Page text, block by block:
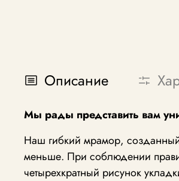
Описание
Мы рады представить вам
Наш гибкий мрамор, созданный
меньше. При соблюдении
четырехкратный рисунок